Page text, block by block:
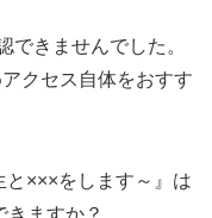
できませんでした。
クセス自体をおすす
×××をします～』は